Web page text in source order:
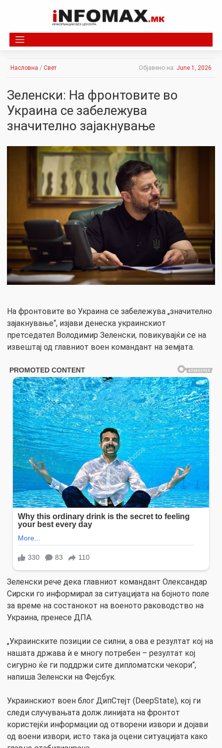
Насловна / Свет Објавено на: June 1, 2026
Зеленски: На фронтовите во
Украина се забележува
значително зајакнување
На фронтовите во Украина се забележува „значително
зајакнување“, изјави денеска украинскиот
претседател Володимир Зеленски, повикувајќи се на
извештај од главниот воен командант на земјата.
Зеленски рече дека главниот командант Олександар
Сирски го информирал за ситуацијата на бојното поле
за време на состанокот на военото раководство на
Украина, пренесе ДПА.
„Украинските позиции се силни, а ова е резултат кој на
нашата држава ѝ е многу потребен – резултат кој
сигурно ќе ги поддржи сите дипломатски чекори“,
напиша Зеленски на Фејсбук.
Украинскиот воен блог ДипСтејт (DeepState), кој ги
следи случувањата долж линијата на фронтот
користејќи информации од отворени извори и дојави
од воени извори, исто така ја оцени ситуацијата како